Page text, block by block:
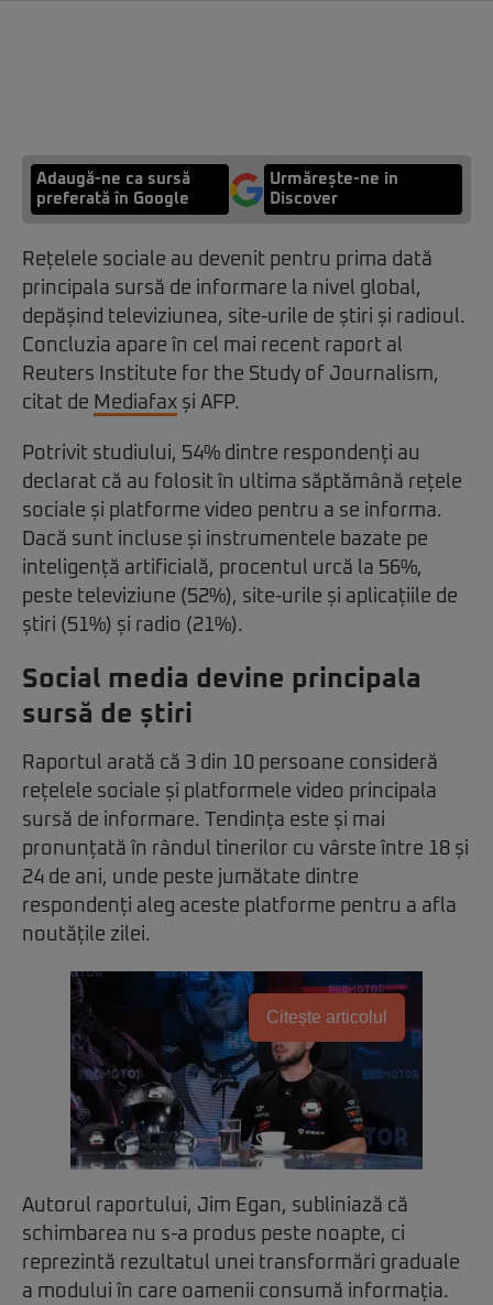
Adaugă-ne ca sursă
preferată în Google
Urmărește-ne in
Discover
Rețelele sociale au devenit pentru prima dată
principala sursă de informare la nivel global,
depășind televiziunea, site-urile de știri și radioul.
Concluzia apare în cel mai recent raport al
Reuters Institute for the Study of Journalism,
citat de Mediafax și AFP.
Potrivit studiului, 54% dintre respondenți au
declarat că au folosit în ultima săptămână rețele
sociale și platforme video pentru a se informa.
Dacă sunt incluse și instrumentele bazate pe
inteligență artificială, procentul urcă la 56%,
peste televiziune (52%), site-urile și aplicațiile de
știri (51%) și radio (21%).
Social media devine principala
sursă de știri
Raportul arată că 3 din 10 persoane consideră
rețelele sociale și platformele video principala
sursă de informare. Tendința este și mai
pronunțată în rândul tinerilor cu vârste între 18 și
24 de ani, unde peste jumătate dintre
respondenți aleg aceste platforme pentru a afla
noutățile zilei.
Citește articolul
Autorul raportului, Jim Egan, subliniază că
schimbarea nu s-a produs peste noapte, ci
reprezintă rezultatul unei transformări graduale
a modului în care oamenii consumă informația.